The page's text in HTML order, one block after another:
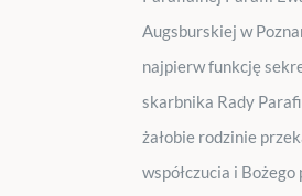
Augsburskiej w
najpierw funkcję
skarbnika Rady
żałobie rodzinie
współczucia i